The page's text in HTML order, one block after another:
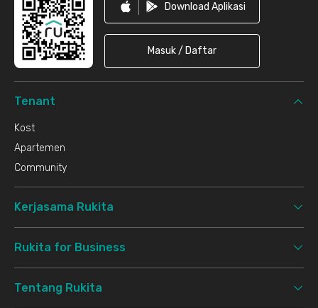
Download Aplikasi
Masuk / Daftar
Tenant
Kost
Apartemen
Community
Kerjasama Rukita
Rukita for Business
Tentang Rukita